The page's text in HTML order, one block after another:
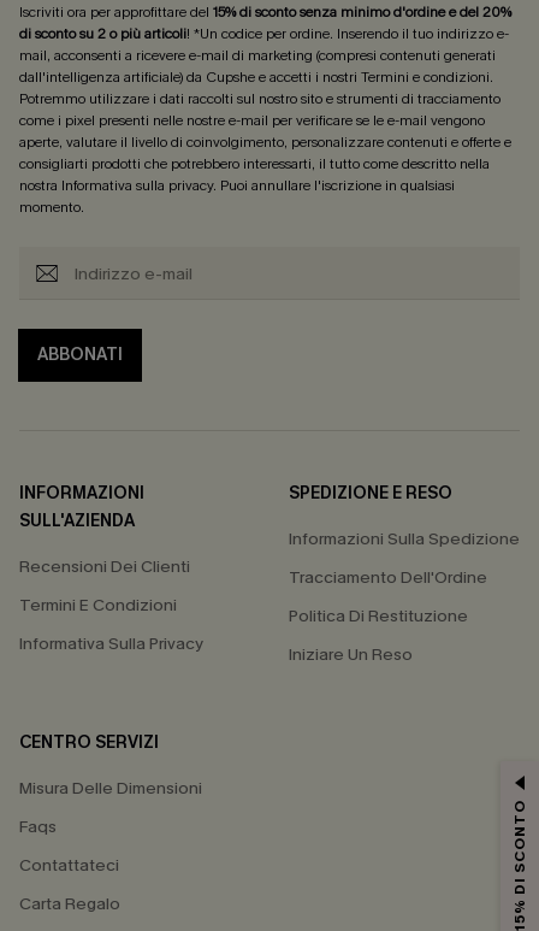
Iscriviti ora per approfittare del 15% di sconto senza minimo d'ordine e del 20%
di sconto su 2 o più articoli! *Un codice per ordine. Inserendo il tuo indirizzo e-
mail, acconsenti a ricevere e-mail di marketing (compresi contenuti generati
dall'intelligenza artificiale) da Cupshe e accetti i nostri Termini e condizioni.
Potremmo utilizzare i dati raccolti sul nostro sito e strumenti di tracciamento
come i pixel presenti nelle nostre e-mail per verificare se le e-mail vengono
aperte, valutare il livello di coinvolgimento, personalizzare contenuti e offerte e
consigliarti prodotti che potrebbero interessarti, il tutto come descritto nella
nostra Informativa sulla privacy. Puoi annullare l'iscrizione in qualsiasi
momento.
ABBONATI
INFORMAZIONI
SULL'AZIENDA
Recensioni Dei Clienti
Termini E Condizioni
Informativa Sulla Privacy
SPEDIZIONE E RESO
Informazioni Sulla Spedizione
Tracciamento Dell'Ordine
Politica Di Restituzione
Iniziare Un Reso
CENTRO SERVIZI
Misura Delle Dimensioni
Faqs
Contattateci
Carta Regalo
15% DI SCONTO